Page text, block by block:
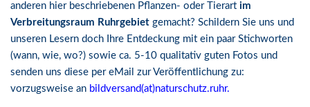
anderen hier beschriebenen Pflanzen- oder Tierart im
Verbreitungsraum Ruhrgebiet gemacht? Schildern Sie uns und
unseren Lesern doch Ihre Entdeckung mit ein paar Stichworten
(wann, wie, wo?) sowie ca. 5-10 qualitativ guten Fotos und
senden uns diese per eMail zur Veröffentlichung zu:
vorzugsweise an bildversand(at)naturschutz.ruhr.